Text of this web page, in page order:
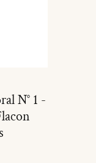
N° 1 -